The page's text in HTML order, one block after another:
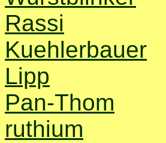
Rassi
Kuehlerbauer
Lipp
Pan-Thom
ruthium